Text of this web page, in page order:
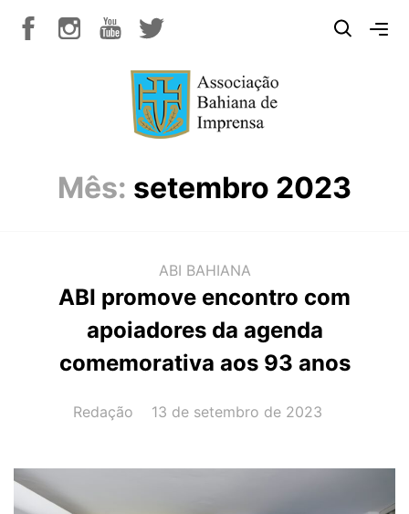
Mês: setembro 2023
ABI BAHIANA
ABI promove encontro com
apoiadores da agenda
comemorativa aos 93 anos
AUTOR(A):
Redação DATA:
13 de setembro de 2023